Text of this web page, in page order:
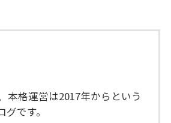
本格運営は2017年からという
です。